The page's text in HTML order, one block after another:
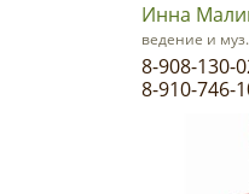
Инна
ведение и
8-908-130-
8-910-746-